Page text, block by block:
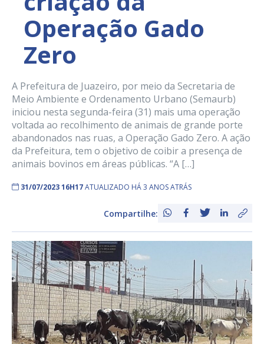
Operação Gado
Zero
A Prefeitura de Juazeiro, por meio da Secretaria de
Meio Ambiente e Ordenamento Urbano (Semaurb)
iniciou nesta segunda-feira (31) mais uma operação
voltada ao recolhimento de animais de grande porte
abandonados nas ruas, a Operação Gado Zero. A ação
da Prefeitura, tem o objetivo de coibir a presença de
animais bovinos em áreas públicas. “A […]
31/07/2023 16H17ATUALIZADO HÁ 3 ANOS ATRÁS
Compartilhe: